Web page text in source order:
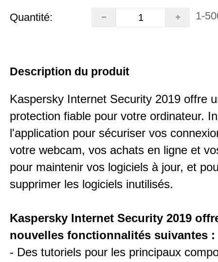
Quantité: 1-
Description du produit
Kaspersky Internet Security 2019 offre
protection fiable pour votre ordinateur.
l'application pour sécuriser vos
votre webcam, vos achats en ligne et
pour maintenir vos logiciels à jour, et
supprimer les logiciels inutilisés.
Kaspersky Internet Security 2019
nouvelles fonctionnalités suivantes :
- Des tutoriels pour les principaux